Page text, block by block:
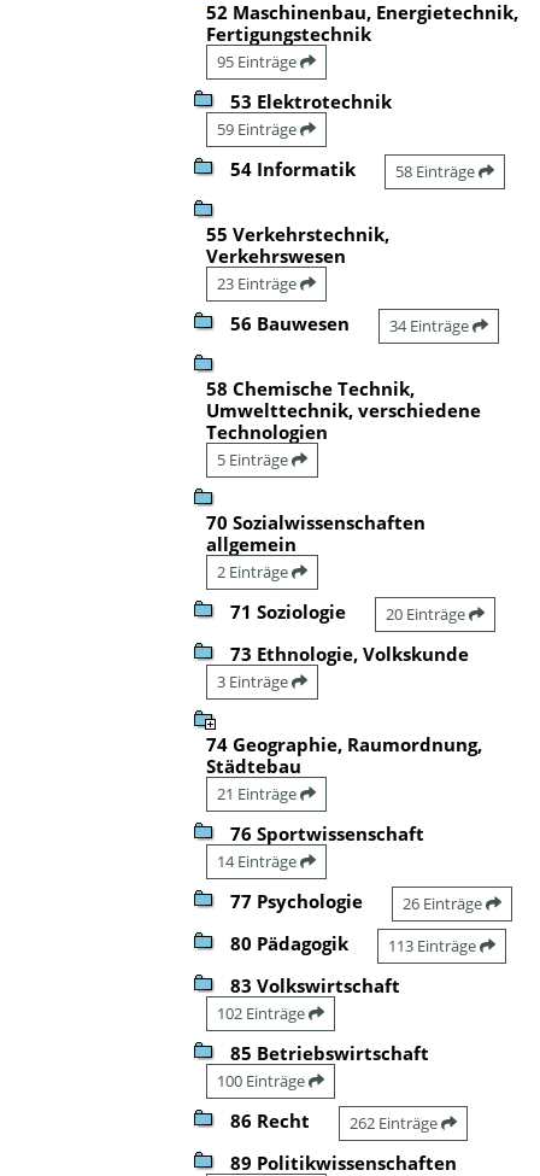
52 Maschinenbau, Energietechnik,
Fertigungstechnik
95 Einträge
53 Elektrotechnik
59 Einträge
54 Informatik 58 Einträge
55 Verkehrstechnik,
Verkehrswesen
23 Einträge
56 Bauwesen 34 Einträge
58 Chemische Technik,
Umwelttechnik, verschiedene
Technologien
5 Einträge
70 Sozialwissenschaften
allgemein
2 Einträge
71 Soziologie 20 Einträge
73 Ethnologie, Volkskunde
3 Einträge
74 Geographie, Raumordnung,
Städtebau
21 Einträge
76 Sportwissenschaft
14 Einträge
77 Psychologie 26 Einträge
80 Pädagogik 113 Einträge
83 Volkswirtschaft
102 Einträge
85 Betriebswirtschaft
100 Einträge
86 Recht 262 Einträge
89 Politikwissenschaften